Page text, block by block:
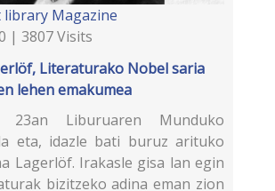
library Magazine
| 3807 Visits
Literaturako Nobel saria
lehen emakumea
23an Liburuaren Munduko
eta, idazle bati buruz arituko
Lagerlöf. Irakasle gisa lan egin
bizitzeko adina eman zion